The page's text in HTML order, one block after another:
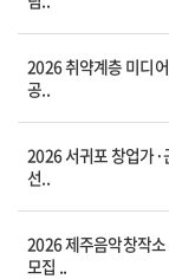
2026 취약계층 미디
공..
2026 서귀포 창업가·
선..
2026 제주음악창작
모집 ..